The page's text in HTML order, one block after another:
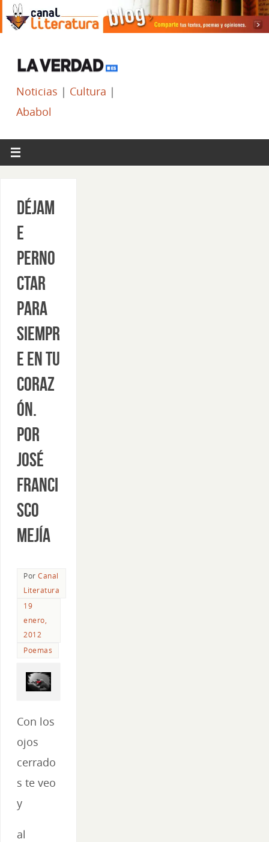
Noticias | Cultura |
Ababol
Déjam
e
perno
ctar
para
siempr
e en tu
coraz
ón.
Por
José
Franci
sco
Mejía
Por Canal
Literatura
19
enero,
2012
Poemas
Con los
ojos
cerrado
s te veo
y
al